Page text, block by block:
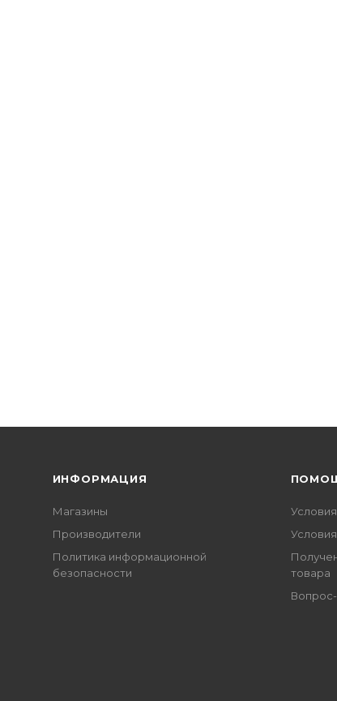
ИНФОРМАЦИЯ
Магазины
Производители
Политика информационной
безопасности
товара